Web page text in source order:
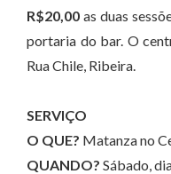
R$20,00 as duas
portaria do bar. O
Rua Chile, Ribeira.
SERVIÇO
O QUE? Matanza no
QUANDO? Sábado,